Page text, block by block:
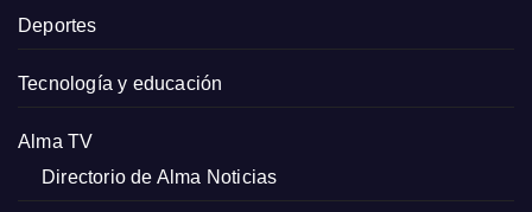
Deportes
Tecnología y educación
Alma TV
Directorio de Alma Noticias